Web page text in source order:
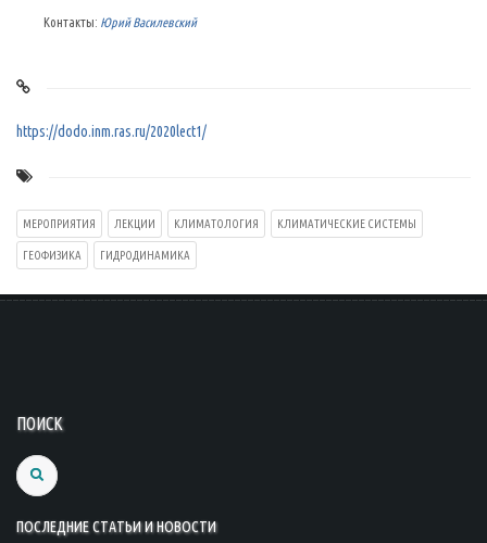
Контакты: Юрий Василевский
https://dodo.inm.ras.ru/2020lect1/
МЕРОПРИЯТИЯ ЛЕКЦИИ КЛИМАТОЛОГИЯ КЛИМАТИЧЕСКИЕ СИСТЕМЫ
ГЕОФИЗИКА ГИДРОДИНАМИКА
ПОИСК
Search
ПОСЛЕДНИЕ СТАТЬИ И НОВОСТИ